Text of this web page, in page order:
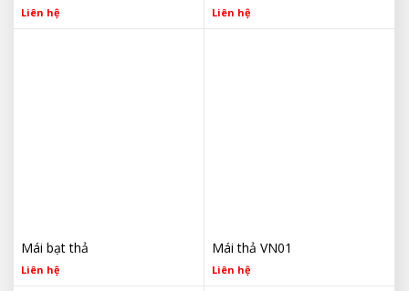
Liên hệ Liên hệ
Mái bạt thả
Liên hệ
Mái thả VN01
Liên hệ